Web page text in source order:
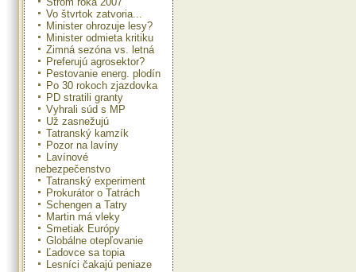
Vo štvrtok zatvoria...
Minister ohrozuje lesy?
Minister odmieta kritiku
Zimná sezóna vs. letná
Preferujú agrosektor?
Pestovanie energ. plodín
Po 30 rokoch zjazdovka
PD stratili granty
Vyhrali súd s MP
Už zasnežujú
Tatranský kamzík
Pozor na lavíny
Lavínové
nebezpečenstvo
Tatranský experiment
Prokurátor o Tatrách
Schengen a Tatry
Martin má vleky
Smetiak Európy
Globálne otepľovanie
Ľadovce sa topia
Lesníci čakajú peniaze